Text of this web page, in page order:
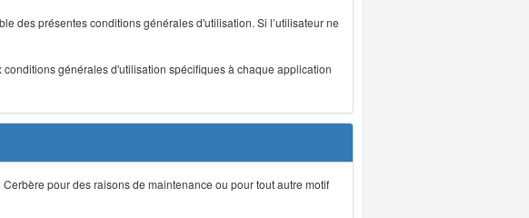
des présentes conditions générales d'utilisation. Si l’utilisateur ne
générales d'utilisation spécifiques à chaque application
pour des raisons de maintenance ou pour tout autre motif